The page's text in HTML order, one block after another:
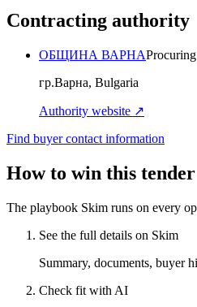
Contracting authority
ОБЩИНА ВАРНА
гр.Варна, Bulgaria
Authority website ↗
Find buyer contact information
How to win this tender
The playbook Skim runs on every
See the full details on Skim
Summary, documents, buyer
Check fit with AI